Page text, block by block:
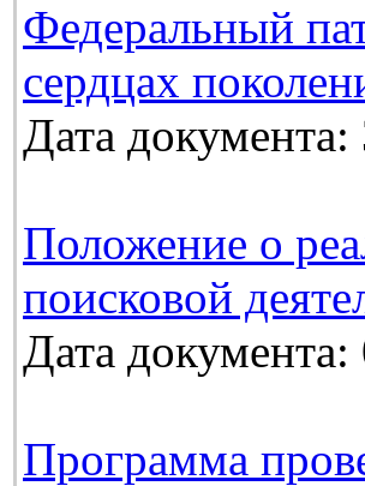
Федеральный
сердцах
Дата
Положение о
поисковой
Дата
Программа